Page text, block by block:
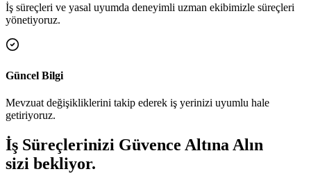
İş süreçleri ve yasal uyumda deneyimli uzman ekibimizle süreçleri
yönetiyoruz.
Güncel Bilgi
Mevzuat değişikliklerini takip ederek iş yerinizi uyumlu hale
getiriyoruz.
İş Süreçlerinizi Güvence Altına Alın
sizi bekliyor.